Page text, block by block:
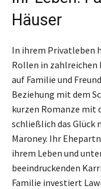
Häuser
In ihrem Privatleben
Rollen in
auf Familie und
Beziehung mit dem
kurzen Romanze mit
schließlich das Glück
Maroney. Ihr
ihrem Leben und
beeindruckenden
Familie investiert